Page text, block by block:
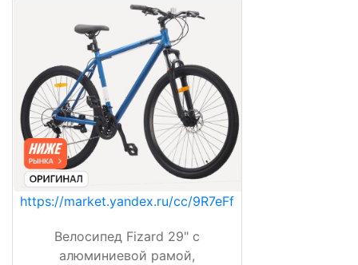
https://market.yandex.ru/cc/9R7eFf
Велосипед Fizard 29" с
алюминиевой рамой,